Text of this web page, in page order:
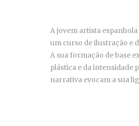
A jovem artista
um curso de ilustração e
A sua formação de base
plástica e da intensidade
narrativa evocam a sua